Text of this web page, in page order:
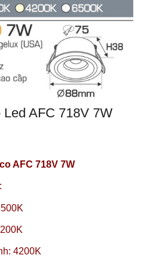
AFC 718V 7W
AFC 718V 7W
4200K